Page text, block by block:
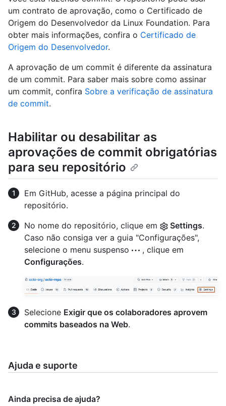
um contrato de aprovação, como o Certificado de
Origem do Desenvolvedor da Linux Foundation. Para
obter mais informações, confira o Certificado de
Origem do Desenvolvedor.
A aprovação de um commit é diferente da assinatura
de um commit. Para saber mais sobre como assinar
um commit, confira Sobre a verificação de assinatura
de commit.
Habilitar ou desabilitar as
aprovações de commit obrigatórias
para seu repositório
Em GitHub, acesse a página principal do
repositório.
No nome do repositório, clique em
Settings.
Caso não consiga ver a guia "Configurações",
selecione o menu suspenso
, clique em
Configurações.
Selecione Exigir que os colaboradores aprovem
commits baseados na Web.
Ajuda e suporte
Ainda precisa de ajuda?